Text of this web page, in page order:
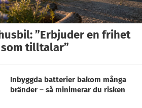
”Erbjuder en frihet
tilltalar”
Inbyggda batterier bakom många
bränder – så minimerar du risken